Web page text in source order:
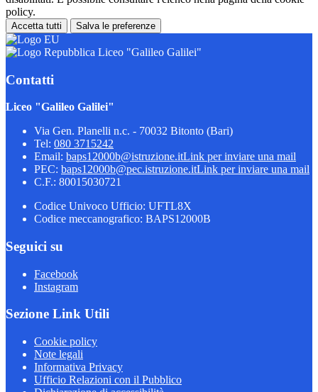
policy.
Accetta tutti Salva le preferenze
Liceo "Galileo Galilei"
Contatti
Liceo "Galileo Galilei"
Via Gen. Planelli n.c. - 70032 Bitonto (Bari)
Tel: 080 3715242
Email: baps12000b@istruzione.itLink per inviare una mail
PEC: baps12000b@pec.istruzione.itLink per inviare una mail
C.F.: 80015030721
Codice Univoco Ufficio: UFTL8X
Codice meccanografico: BAPS12000B
Seguici su
Facebook
Instagram
Sezione Link Utili
Cookie policy
Note legali
Informativa Privacy
Ufficio Relazioni con il Pubblico